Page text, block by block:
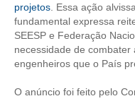
CONTRIBUIÇÃO
CONTRIBUIÇÃO SINDICAL
projetos . Essa ação
fundamental expressa
SEESP e Federação
necessidade de combater
engenheiros que o País
O anúncio foi feito pelo